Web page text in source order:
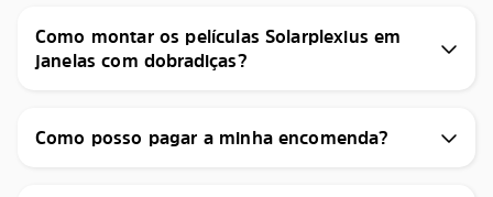
Como montar os películas Solarplexius em
janelas com dobradiças?
Como posso pagar a minha encomenda?